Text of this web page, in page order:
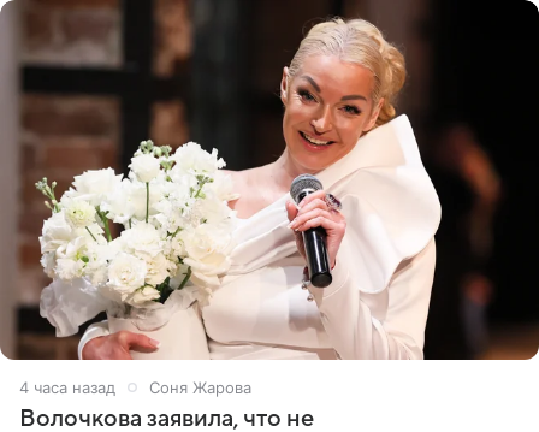
4 часа назад Соня Жарова
Волочкова заявила, что не